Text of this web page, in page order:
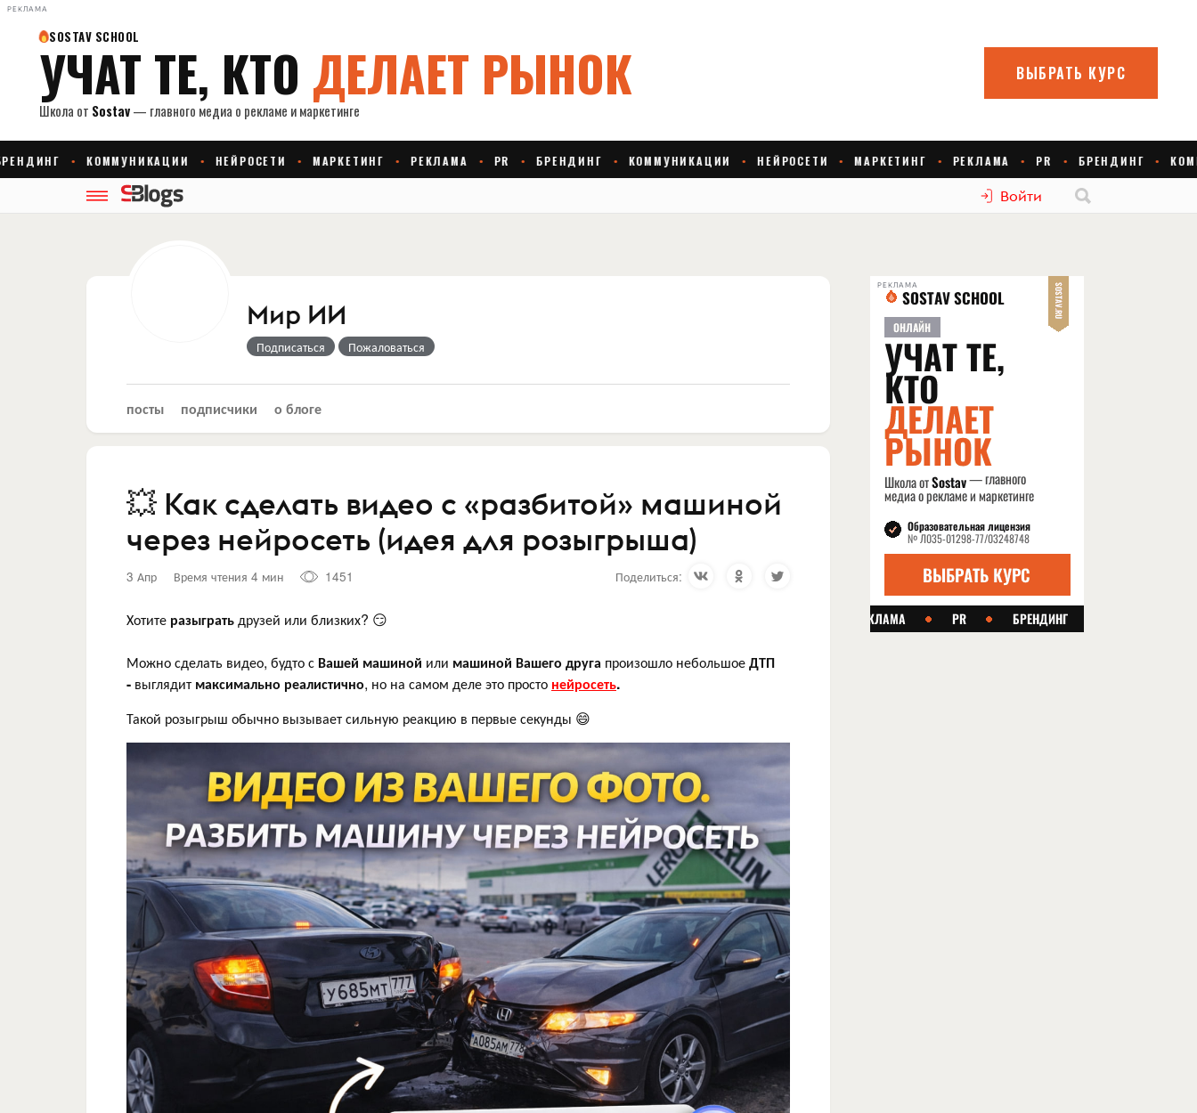
РЕКЛАМА
Войти
Мир ИИ
Подписаться Пожаловаться
посты подписчики о блоге
💥 Как сделать видео с «разбитой» машиной
через нейросеть (идея для розыгрыша)
3 Апр Время чтения 4 мин 1451 Поделиться:
Хотите разыгратьдрузей или близких? 😏
Можно сделать видео, будто с Вашей машиной или машиной Вашего друга произошло небольшоеДТП
- выглядит максимально реалистично, но на самом деле это просто нейросеть.
Такой розыгрыш обычно вызывает сильную реакцию в первые секунды 😄
РЕКЛАМА